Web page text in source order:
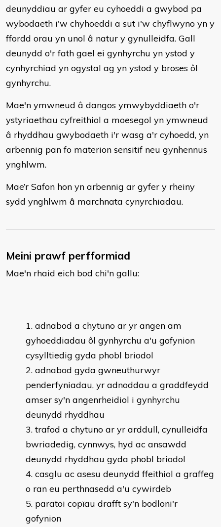
deunyddiau ar gyfer eu cyhoeddi a gwybod pa
wybodaeth i'w chyhoeddi a sut i'w chyflwyno yn y
ffordd orau yn unol â natur y gynulleidfa. Gall
deunydd o'r fath gael ei gynhyrchu yn ystod y
cynhyrchiad yn ogystal ag yn ystod y broses ôl
gynhyrchu.
Mae'n ymwneud â dangos ymwybyddiaeth o'r
ystyriaethau cyfreithiol a moesegol yn ymwneud
â rhyddhau gwybodaeth i'r wasg a'r cyhoedd, yn
arbennig pan fo materion sensitif neu gynhennus
ynghlwm.
Mae’r Safon hon yn arbennig ar gyfer y rheiny
sydd ynghlwm â marchnata cynyrchiadau.
Meini prawf perfformiad
Mae'n rhaid eich bod chi'n gallu:
adnabod a chytuno ar yr angen am
gyhoeddiadau ôl gynhyrchu a'u gofynion
cysylltiedig gyda phobl briodol
adnabod gyda gwneuthurwyr
penderfyniadau, yr adnoddau a graddfeydd
amser sy'n angenrheidiol i gynhyrchu
deunydd rhyddhau
trafod a chytuno ar yr arddull, cynulleidfa
bwriadedig, cynnwys, hyd ac ansawdd
deunydd rhyddhau gyda phobl briodol
casglu ac asesu deunydd ffeithiol a graffeg
o ran eu perthnasedd a'u cywirdeb
paratoi copïau drafft sy'n bodloni'r
gofynion